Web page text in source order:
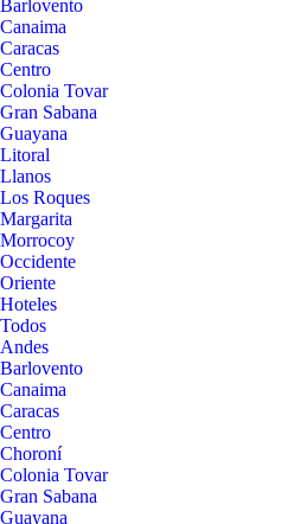
Barlovento
Canaima
Caracas
Centro
Colonia Tovar
Gran Sabana
Guayana
Litoral
Llanos
Los Roques
Margarita
Morrocoy
Occidente
Oriente
Hoteles
Todos
Andes
Barlovento
Canaima
Caracas
Centro
Choroní
Colonia Tovar
Gran Sabana
Guayana